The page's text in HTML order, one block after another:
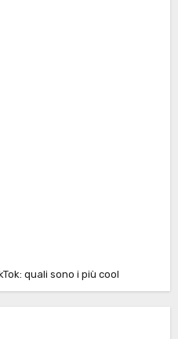
quali sono i più cool